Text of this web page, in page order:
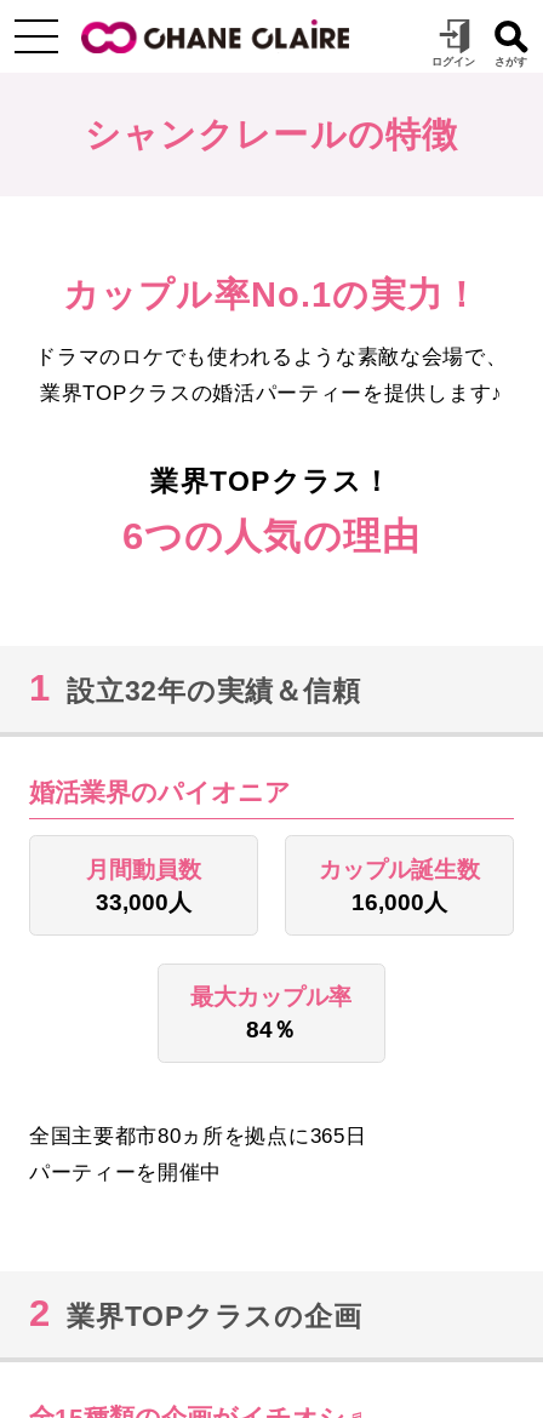
シャンクレールの特徴
カップル率No.1の実力！
ドラマのロケでも使われるような素敵な会場で、
業界TOPクラスの婚活パーティーを提供します♪
業界TOPクラス！
6つの人気の理由
1 設立32年の実績＆信頼
婚活業界のパイオニア
月間動員数
33,000人
カップル誕生数
16,000人
最大カップル率
84％
全国主要都市80ヵ所を拠点に365日
パーティーを開催中
2 業界TOPクラスの企画